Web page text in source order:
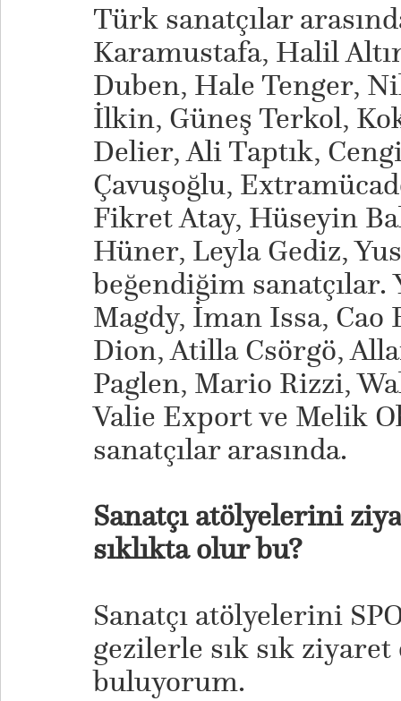
Türk sanatçılar
Karamustafa, Halil
Duben, Hale Tenger,
İlkin, Güneş Terkol,
Delier, Ali Taptık,
Çavuşoğlu,
Fikret Atay, Hüseyin
Hüner, Leyla Gediz,
beğendiğim sanatçılar.
Magdy, İman Issa,
Dion, Atilla Csörgö,
Paglen, Mario Rizzi,
Valie Export ve Melik
sanatçılar arasında.
Sanatçı atölyelerini
sıklıkta olur bu?
Sanatçı atölyelerini
gezilerle sık sık
buluyorum.